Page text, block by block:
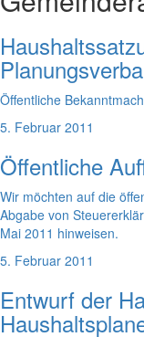
Öffentliche
5. Februar 2011
Öffentliche
Wir möchten auf die
Abgabe von
Mai 2011 hinweisen.
5. Februar 2011
Entwurf der